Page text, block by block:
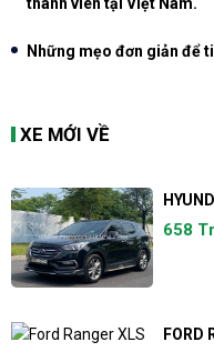
thành viên tại Việt Nam.
Những mẹo đơn giản để
XE MỚI VỀ
658
FORD